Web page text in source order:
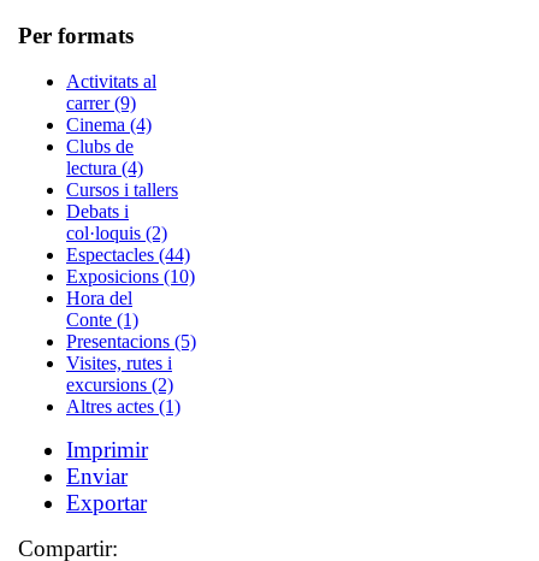
Per formats
Activitats al
carrer (9)
Cinema (4)
Clubs de
lectura (4)
Cursos i tallers
Debats i
col·loquis (2)
Espectacles (44)
Exposicions (10)
Hora del
Conte (1)
Presentacions (5)
Visites, rutes i
excursions (2)
Altres actes (1)
Imprimir
Enviar
Exportar
Compartir: